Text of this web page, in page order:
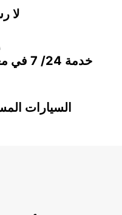
لا
خدمة 24/ 7 في معظم المطارات الرئيسية
السيارات